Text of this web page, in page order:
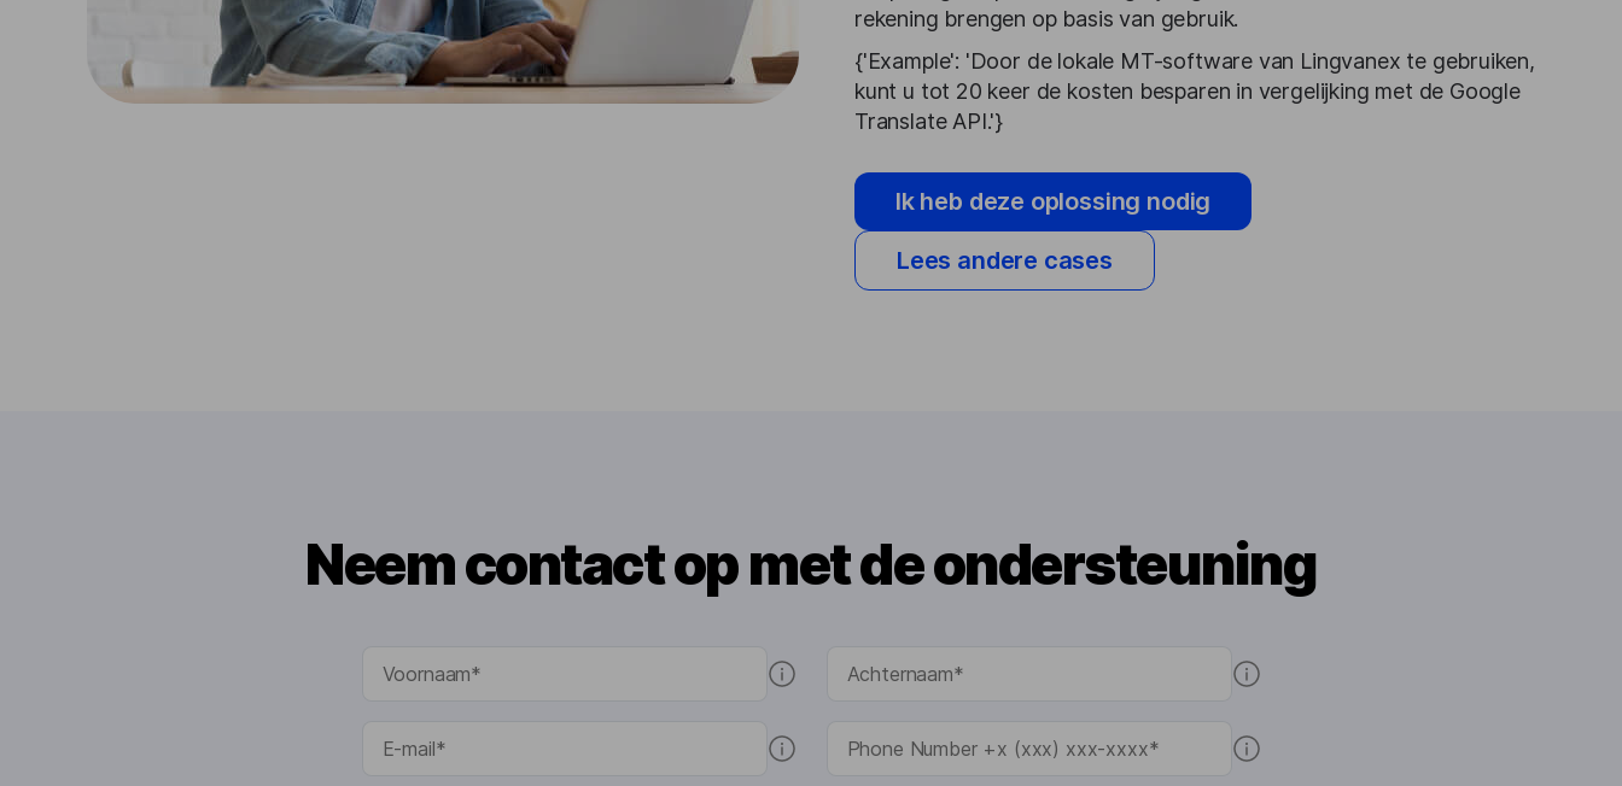
rekening brengen op basis van gebruik.
{'Example': 'Door de lokale MT-software van Lingvanex te gebruiken,
kunt u tot 20 keer de kosten besparen in vergelijking met de Google
Translate API.'}
Ik heb deze oplossing nodig
Lees andere cases
Neem contact op met de ondersteuning